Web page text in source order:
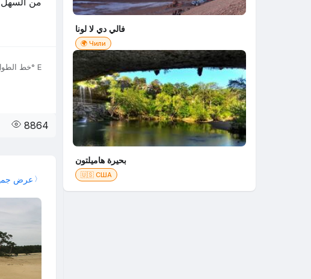
خط الطول: 5.8333° E
8864
عرض
فالي دي لا لونا
🌍 Чили
بحيرة هاميلتون
🇺🇸 США